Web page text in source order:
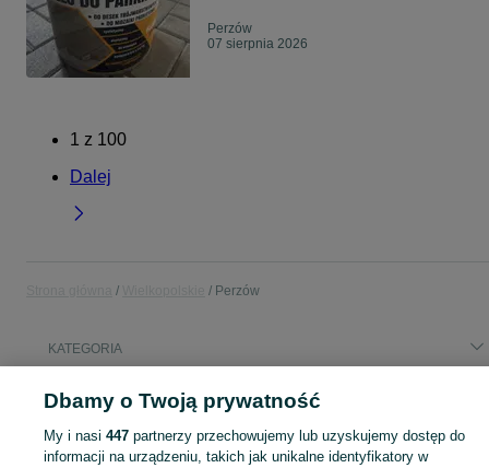
Perzów
07 sierpnia 2026
1 z 100
Dalej
Perzów
KATEGORIA
Popularne wyszukiwania
szczeniaki iphone 17 pro ford ka kierowca kat b
s23 ultra stopień betonowy dmuchaniec wynajem
Dbamy o Twoją prywatność
My i nasi 447partnerzy przechowujemy lub uzyskujemy dostęp do
informacji na urządzeniu, takich jak unikalne identyfikatory w